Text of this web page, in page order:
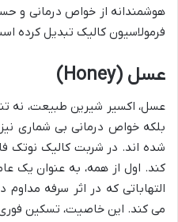
هوشمندانه از خواص درمانی و
فرمولاسیون کالیک تبدیل کرده
عسل (Honey)
عسل، اکسیر شیرین طبیعت، نه
بلکه خواص درمانی بی شماری
شده اند. در شربت کالیک نوتک
کند. اول از همه، به عنوان یک
التهاباتی که در اثر سرفه
می کند. این خاصیت، تسکین فوری